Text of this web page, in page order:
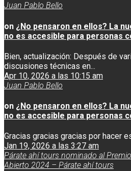
Juan Pablo Bello
on ¿No pensaron en ellos? La
no es accesible para personas
Bien, actualización: Después de
discusiones técnicas en...
Apr 10, 2026 a las 10:15 am
Juan Pablo Bello
on ¿No pensaron en ellos? La
no es accesible para personas
Gracias gracias gracias por hacer
Jan 19, 2026 a las 3:27 am
Párate ahí tours nominado al
Abierto 2024 – Párate ahí tours